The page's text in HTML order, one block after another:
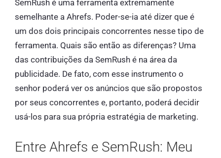
SemRush é uma ferramenta extremamente
semelhante a Ahrefs. Poder-se-ia até dizer que é
um dos dois principais concorrentes nesse tipo de
ferramenta. Quais são então as diferenças? Uma
das contribuições da SemRush é na área da
publicidade. De fato, com esse instrumento o
senhor poderá ver os anúncios que são propostos
por seus concorrentes e, portanto, poderá decidir
usá-los para sua própria estratégia de marketing.
Entre Ahrefs e SemRush: Meu